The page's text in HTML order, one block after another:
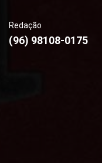
Redação
(96) 98108-0175